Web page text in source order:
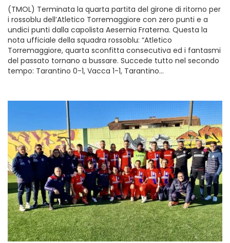
(TMOL) Terminata la quarta partita del girone di ritorno per
i rossoblu dell’Atletico Torremaggiore con zero punti e a
undici punti dalla capolista Aesernia Fraterna. Questa la
nota ufficiale della squadra rossoblu: “Atletico
Torremaggiore, quarta sconfitta consecutiva ed i fantasmi
del passato tornano a bussare. Succede tutto nel secondo
tempo: Tarantino 0-1, Vacca 1-1, Tarantino…